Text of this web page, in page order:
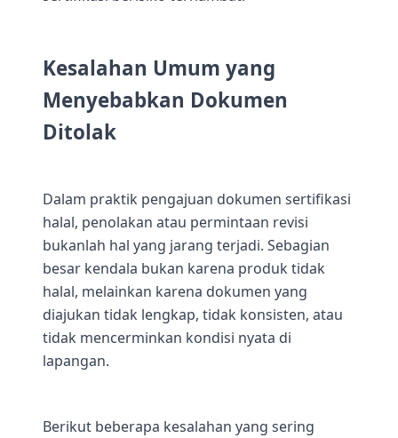
Kesalahan Umum yang
Menyebabkan Dokumen
Ditolak
Dalam praktik pengajuan dokumen sertifikasi
halal, penolakan atau permintaan revisi
bukanlah hal yang jarang terjadi. Sebagian
besar kendala bukan karena produk tidak
halal, melainkan karena dokumen yang
diajukan tidak lengkap, tidak konsisten, atau
tidak mencerminkan kondisi nyata di
lapangan.
Berikut beberapa kesalahan yang sering